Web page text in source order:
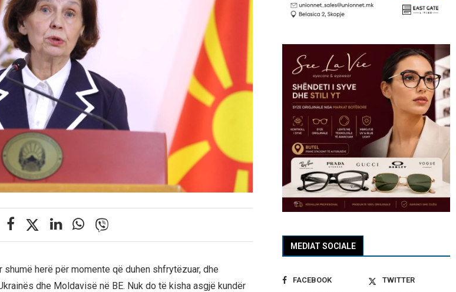
shumë herë për momente që duhen shfrytëzuar, dhe
dhe Moldavisë në BE. Nuk do të kisha asgjë kundër
MEDIAT SOCIALE
FACEBOOK
TWITTER